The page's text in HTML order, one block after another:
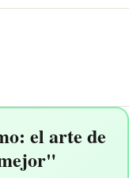
el arte de